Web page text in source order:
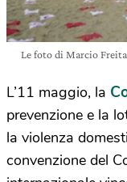
Le foto di Marcio
L’11 maggio, la
prevenzione e la
la violenza
convenzione del